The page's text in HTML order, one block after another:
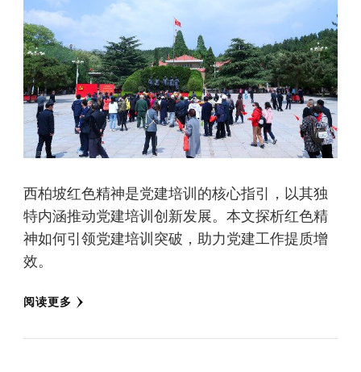
西柏坡红色精神是党建培训的核心指引，以其独
特内涵推动党建培训创新发展。本文探析红色精
神如何引领党建培训突破，助力党建工作提质增
效。
阅读更多